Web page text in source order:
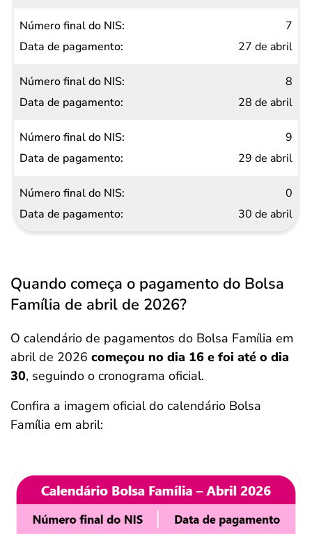
7
27 de abril
8
28 de abril
9
29 de abril
0
30 de abril
Quando começa o pagamento do Bolsa
Família de abril de 2026?
O calendário de pagamentos do Bolsa Família em
abril de 2026 começou no dia 16 e foi até o dia
30, seguindo o cronograma oficial.
Confira a imagem oficial do calendário Bolsa
Família em abril: